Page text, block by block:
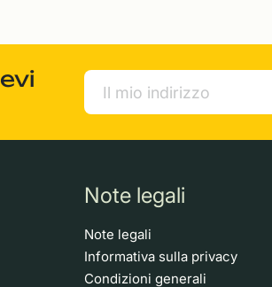
Note legali
Note legali
Informativa sulla privacy
Condizioni generali